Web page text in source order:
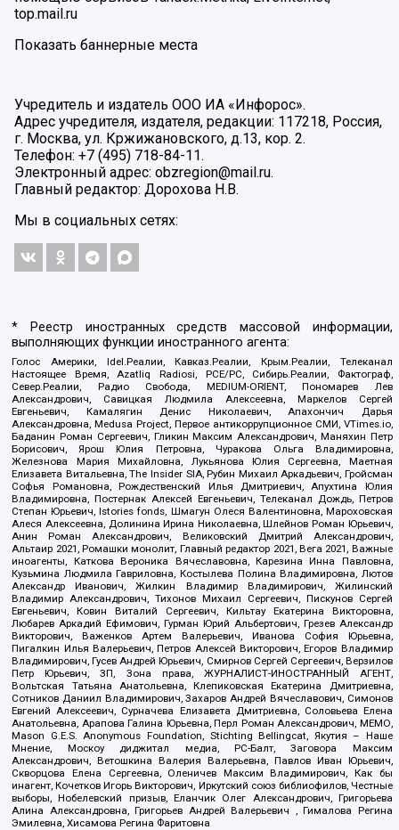
top.mail.ru
Показать баннерные места
Учредитель и издатель ООО ИА «Инфорос».
Адрес учредителя, издателя, редакции: 117218, Россия,
г. Москва, ул. Кржижановского, д.13, кор. 2.
Телефон: +7 (495) 718-84-11.
Электронный адрес: obzregion@mail.ru.
Главный редактор: Дорохова Н.В.
Мы в социальных сетях:
* Реестр иностранных средств массовой информации,
выполняющих функции иностранного агента:
Голос Америки, Idel.Реалии, Кавказ.Реалии, Крым.Реалии, Телеканал
Настоящее Время, Azatliq Radiosi, PCE/PC, Сибирь.Реалии, Фактограф,
Север.Реалии, Радио Свобода, MEDIUM-ORIENT, Пономарев Лев
Александрович, Савицкая Людмила Алексеевна, Маркелов Сергей
Евгеньевич, Камалягин Денис Николаевич, Апахончич Дарья
Александровна, Medusa Project, Первое антикоррупционное СМИ, VTimes.io,
Баданин Роман Сергеевич, Гликин Максим Александрович, Маняхин Петр
Борисович, Ярош Юлия Петровна, Чуракова Ольга Владимировна,
Железнова Мария Михайловна, Лукьянова Юлия Сергеевна, Маетная
Елизавета Витальевна, The Insider SIA, Рубин Михаил Аркадьевич, Гройсман
Софья Романовна, Рождественский Илья Дмитриевич, Апухтина Юлия
Владимировна, Постернак Алексей Евгеньевич, Телеканал Дождь, Петров
Степан Юрьевич, Istories fonds, Шмагун Олеся Валентиновна, Мароховская
Алеся Алексеевна, Долинина Ирина Николаевна, Шлейнов Роман Юрьевич,
Анин Роман Александрович, Великовский Дмитрий Александрович,
Альтаир 2021, Ромашки монолит, Главный редактор 2021, Вега 2021, Важные
иноагенты, Каткова Вероника Вячеславовна, Карезина Инна Павловна,
Кузьмина Людмила Гавриловна, Костылева Полина Владимировна, Лютов
Александр Иванович, Жилкин Владимир Владимирович, Жилинский
Владимир Александрович, Тихонов Михаил Сергеевич, Пискунов Сергей
Евгеньевич, Ковин Виталий Сергеевич, Кильтау Екатерина Викторовна,
Любарев Аркадий Ефимович, Гурман Юрий Альбертович, Грезев Александр
Викторович, Важенков Артем Валерьевич, Иванова София Юрьевна,
Пигалкин Илья Валерьевич, Петров Алексей Викторович, Егоров Владимир
Владимирович, Гусев Андрей Юрьевич, Смирнов Сергей Сергеевич, Верзилов
Петр Юрьевич, ЗП, Зона права, ЖУРНАЛИСТ-ИНОСТРАННЫЙ АГЕНТ,
Вольтская Татьяна Анатольевна, Клепиковская Екатерина Дмитриевна,
Сотников Даниил Владимирович, Захаров Андрей Вячеславович, Симонов
Евгений Алексеевич, Сурначева Елизавета Дмитриевна, Соловьева Елена
Анатольевна, Арапова Галина Юрьевна, Перл Роман Александрович, МЕМО,
Mason G.E.S. Anonymous Foundation, Stichting Bellingcat, Якутия – Наше
Мнение, Москоу диджитал медиа, РС-Балт, Заговора Максим
Александрович, Ветошкина Валерия Валерьевна, Павлов Иван Юрьевич,
Скворцова Елена Сергеевна, Оленичев Максим Владимирович, Как бы
инагент, Кочетков Игорь Викторович, Иркутский союз библиофилов, Честные
выборы, Нобелевский призыв, Еланчик Олег Александрович, Григорьева
Алина Александровна, Григорьев Андрей Валерьевич , Гималова Регина
Эмилевна, Хисамова Регина Фаритовна